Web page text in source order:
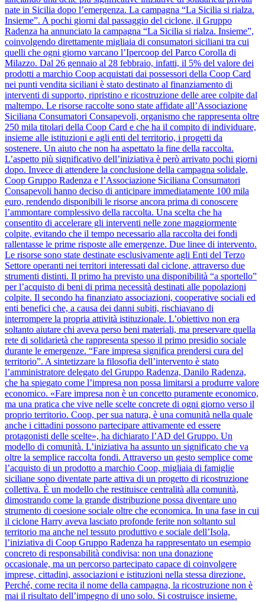
nate in Sicilia dopo l’emergenza. La campagna “La Sicilia si rialza.
Insieme”. A pochi giorni dal passaggio del ciclone, il Gruppo
Radenza ha annunciato la campagna “La Sicilia si rialza. Insieme”,
coinvolgendo direttamente migliaia di consumatori siciliani tra cui
quelli che ogni giorno varcano l’Ipercoop del Parco Corolla di
Milazzo. Dal 26 gennaio al 28 febbraio, infatti, il 5% del valore dei
prodotti a marchio Coop acquistati dai possessori della Coop Card
nei punti vendita siciliani è stato destinato al finanziamento di
interventi di supporto, ripristino e ricostruzione delle aree colpite dal
maltempo. Le risorse raccolte sono state affidate all’Associazione
Siciliana Consumatori Consapevoli, organismo che rappresenta oltre
250 mila titolari della Coop Card e che ha il compito di individuare,
insieme alle istituzioni e agli enti del territorio, i progetti da
sostenere. Un aiuto che non ha aspettato la fine della raccolta.
L’aspetto più significativo dell’iniziativa è però arrivato pochi giorni
dopo. Invece di attendere la conclusione della campagna solidale,
Coop Gruppo Radenza e l’Associazione Siciliana Consumatori
Consapevoli hanno deciso di anticipare immediatamente 100 mila
euro, rendendo disponibili le risorse ancora prima di conoscere
l’ammontare complessivo della raccolta. Una scelta che ha
consentito di accelerare gli interventi nelle zone maggiormente
colpite, evitando che il tempo necessario alla raccolta dei fondi
rallentasse le prime risposte alle emergenze. Due linee di intervento.
Le risorse sono state destinate esclusivamente agli Enti del Terzo
Settore operanti nei territori interessati dal ciclone, attraverso due
strumenti distinti. Il primo ha previsto una disponibilità “a sportello”
per l’acquisto di beni di prima necessità destinati alle popolazioni
colpite. Il secondo ha finanziato associazioni, cooperative sociali ed
enti benefici che, a causa dei danni subiti, rischiavano di
interrompere la propria attività istituzionale. L’obiettivo non era
soltanto aiutare chi aveva perso beni materiali, ma preservare quella
rete di solidarietà che rappresenta spesso il primo presidio sociale
durante le emergenze. “Fare impresa significa prendersi cura del
territorio”. A sintetizzare la filosofia dell’intervento è stato
l’amministratore delegato del Gruppo Radenza, Danilo Radenza,
che ha spiegato come l’impresa non possa limitarsi a produrre valore
economico. «Fare impresa non è un concetto puramente economico,
ma una pratica che vive nelle scelte concrete di ogni giorno verso il
proprio territorio. Coop, per sua natura, è una comunità nella quale
anche i cittadini possono partecipare attivamente ed essere
protagonisti delle scelte», ha dichiarato l’AD del Gruppo. Un
modello di comunità. L’iniziativa ha assunto un significato che va
oltre la semplice raccolta fondi. Attraverso un gesto semplice come
l’acquisto di un prodotto a marchio Coop, migliaia di famiglie
siciliane sono diventate parte attiva di un progetto di ricostruzione
collettiva. È un modello che restituisce centralità alla comunità,
dimostrando come la grande distribuzione possa diventare uno
strumento di coesione sociale oltre che economica. In una fase in cui
il ciclone Harry aveva lasciato profonde ferite non soltanto sul
territorio ma anche nel tessuto produttivo e sociale dell’Isola,
l’iniziativa di Coop Gruppo Radenza ha rappresentato un esempio
concreto di responsabilità condivisa: non una donazione
occasionale, ma un percorso partecipato capace di coinvolgere
imprese, cittadini, associazioni e istituzioni nella stessa direzione.
Perché, come recita il nome della campagna, la ricostruzione non è
mai il risultato dell’impegno di uno solo. Si costruisce insieme.